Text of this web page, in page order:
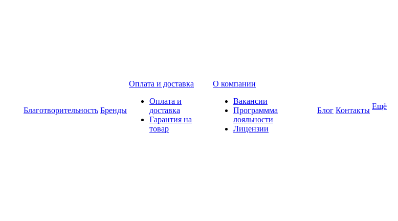
Благотворительность Бренды
Оплата и доставка
Оплата и
доставка
Гарантия на
товар
О компании
Вакансии
Программма
лояльности
Лицензии
Блог Контакты Ещё